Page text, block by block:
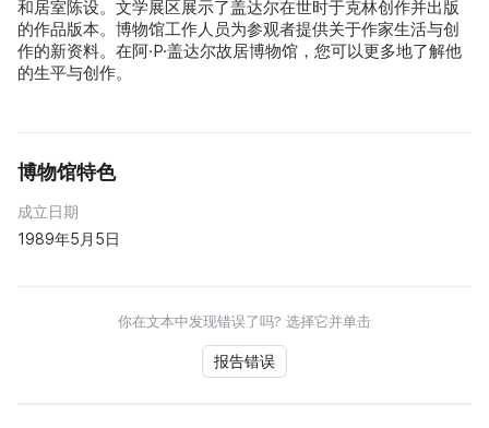
和居室陈设。文学展区展示了盖达尔在世时于克林创作并出版
的作品版本。博物馆工作人员为参观者提供关于作家生活与创
作的新资料。在阿·P·盖达尔故居博物馆，您可以更多地了解他
的生平与创作。
博物馆特色
成立日期
1989年5月5日
你在文本中发现错误了吗? 选择它并单击
报告错误